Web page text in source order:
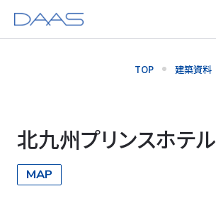
TOP 建築資料
北九州プリンスホテル
MAP